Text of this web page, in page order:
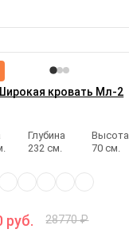
кровать Мл-2
Глубина
232 см.
Высота
70 см.
руб. 28770 ₽